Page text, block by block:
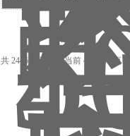
共 2446 条记录，当前 41 / 164 页